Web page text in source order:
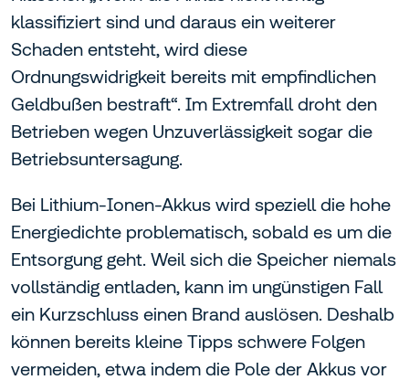
klassifiziert sind und daraus ein weiterer
Schaden entsteht, wird diese
Ordnungswidrigkeit bereits mit empfindlichen
Geldbußen bestraft“. Im Extremfall droht den
Betrieben wegen Unzuverlässigkeit sogar die
Betriebsuntersagung.
Bei Lithium-Ionen-Akkus wird speziell die hohe
Energiedichte problematisch, sobald es um die
Entsorgung geht. Weil sich die Speicher niemals
vollständig entladen, kann im ungünstigen Fall
ein Kurzschluss einen Brand auslösen. Deshalb
können bereits kleine Tipps schwere Folgen
vermeiden, etwa indem die Pole der Akkus vor